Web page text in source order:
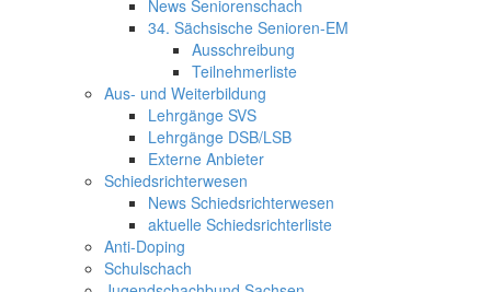
News Seniorenschach
34. Sächsische Senioren-EM
Ausschreibung
Teilnehmerliste
Aus- und Weiterbildung
Lehrgänge SVS
Lehrgänge DSB/LSB
Externe Anbieter
Schiedsrichterwesen
News Schiedsrichterwesen
aktuelle Schiedsrichterliste
Anti-Doping
Schulschach